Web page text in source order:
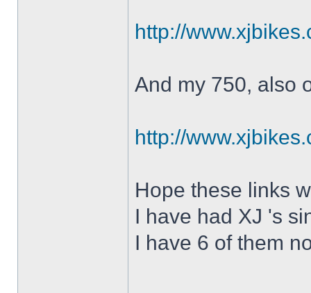
http://
And my 750, also
http://
Hope these links
I have had XJ 's
I have 6 of them